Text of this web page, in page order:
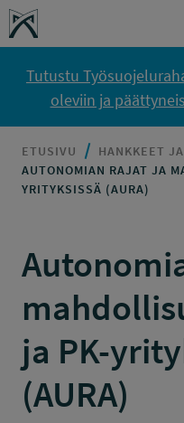
Siirry sisältöön
Työsuojelurahasto
Tutustu
oleviin ja
ETUSIVU
HANKKEET
AUTONOMIAN RAJAT JA
YRITYKSISSÄ (AURA)
ja PK-
(AURA)